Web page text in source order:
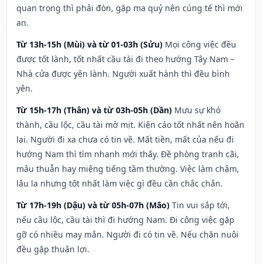
quan trọng thì phải đòn, gặp ma quỷ nên cúng tế thì mới
an.
Từ 13h-15h (Mùi) và từ 01-03h (Sửu) Mọi công việc đều
được tốt lành, tốt nhất cầu tài đi theo hướng Tây Nam –
Nhà cửa được yên lành. Người xuất hành thì đều bình
yên.
Từ 15h-17h (Thân) và từ 03h-05h (Dần) Mưu sự khó
thành, cầu lộc, cầu tài mờ mịt. Kiện cáo tốt nhất nên hoãn
lại. Người đi xa chưa có tin về. Mất tiền, mất của nếu đi
hướng Nam thì tìm nhanh mới thấy. Đề phòng tranh cãi,
mâu thuẫn hay miệng tiếng tầm thường. Việc làm chậm,
lâu la nhưng tốt nhất làm việc gì đều cần chắc chắn.
Từ 17h-19h (Dậu) và từ 05h-07h (Mão) Tin vui sắp tới,
nếu cầu lộc, cầu tài thì đi hướng Nam. Đi công việc gặp
gỡ có nhiều may mắn. Người đi có tin về. Nếu chăn nuôi
đều gặp thuận lợi.